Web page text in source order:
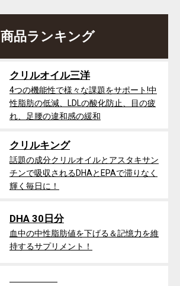
商品ランキング
クリルオイル三洋
4つの機能性で様々な課題をサポート!中
性脂肪の低減、LDLの酸化防止、目の疲
れ、足腰の違和感の緩和
クリルキング
話題の成分クリルオイルとアスタキサン
チンで吸収されるDHAとEPAで滞りなく
輝く毎日に！
DHA 30日分
血中の中性脂肪値を下げる＆記憶力を維
持するサプリメント！